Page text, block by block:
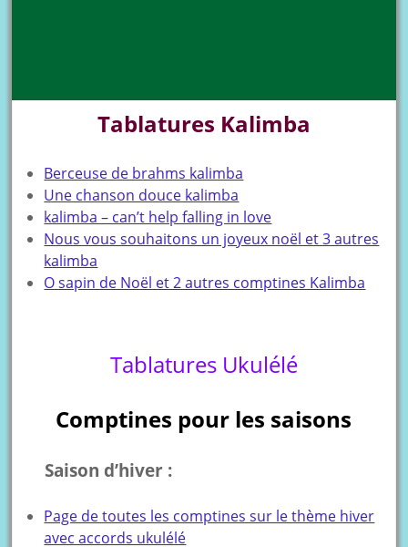
Tablatures Kalimba
Berceuse de brahms kalimba
Une chanson douce kalimba
kalimba – can’t help falling in love
Nous vous souhaitons un joyeux noël et 3 autres
kalimba
O sapin de Noël et 2 autres comptines Kalimba
Tablatures Ukulélé
Comptines pour les saisons
Saison d’hiver :
Page de toutes les comptines sur le thème hiver
avec accords ukulélé